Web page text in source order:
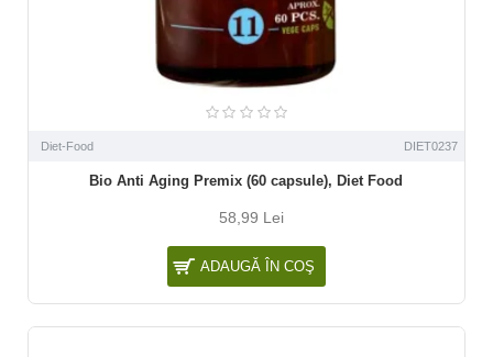
Diet-Food DIET0237
Bio Anti Aging Premix (60 capsule), Diet Food
58,99 Lei
ADAUGĂ ÎN COŞ